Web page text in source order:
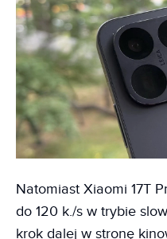
Natomiast Xiaomi 17T
do 120 k./s w trybie
krok dalej w stronę